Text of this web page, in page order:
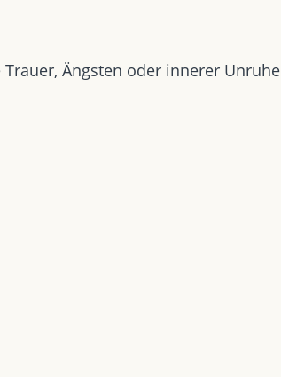
Ängsten oder innerer Unruhe